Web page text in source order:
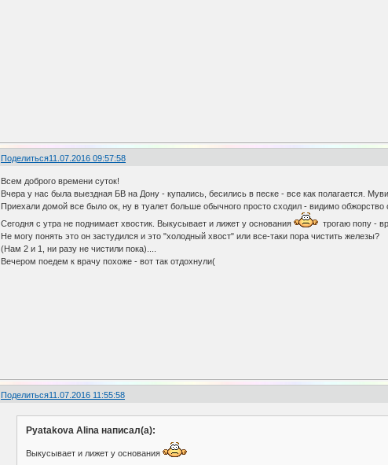
Поделиться11.07.2016 09:57:58
Всем доброго времени суток!
Вчера у нас была выездная БВ на Дону - купались, бесились в песке - все как полагается.
Приехали домой все было ок, ну в туалет больше обычного просто сходил - видимо обжорство
Сегодня с утра не поднимает хвостик. Выкусывает и лижет у основания
трогаю попу -
Не могу понять это он застудился и это "холодный хвост" или все-таки пора чистить железы?
(Нам 2 и 1, ни разу не чистили пока)....
Вечером поедем к врачу похоже - вот так отдохнули(
Поделиться11.07.2016 11:55:58
Pyatakova Alina написал(а):
Выкусывает и лижет у основания